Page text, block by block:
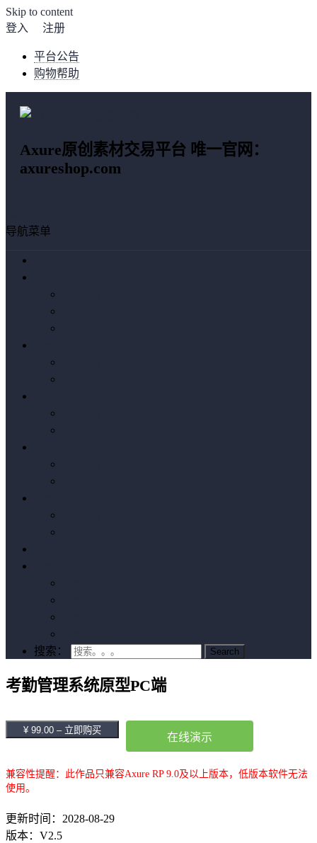
Skip to content
登入
注册
平台公告
购物帮助
Axure原创素材交易平台 唯一官网：
axureshop.com
导航菜单
搜索：
考勤管理系统原型PC端
¥ 99.00 – 立即购买
在线演示
兼容性提醒：此作品只兼容Axure RP 9.0及以上版本，低版本软件无法
使用。
更新时间：2028-08-29
版本：V2.5